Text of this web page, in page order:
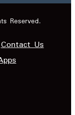
Reserved.
Contact Us